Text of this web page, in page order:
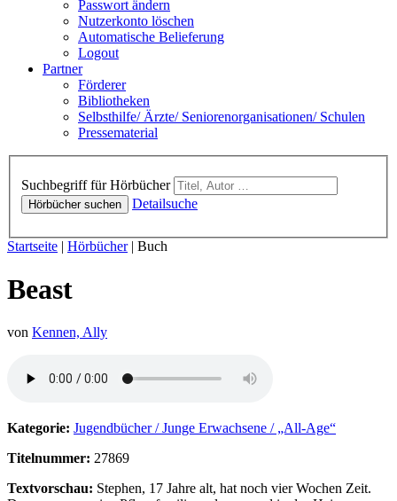
Passwort ändern
Nutzerkonto löschen
Automatische Belieferung
Logout
Partner
Förderer
Bibliotheken
Selbsthilfe/ Ärzte/ Seniorenorganisationen/ Schulen
Pressematerial
Suchbegriff für Hörbücher
Hörbücher suchen Detailsuche
Sie sind hier:
Startseite | Hörbücher| Buch
Beast
von Kennen, Ally
Kategorie: Jugendbücher / Junge Erwachsene / „All-Age“
Titelnummer: 27869
Textvorschau: Stephen, 17 Jahre alt, hat noch vier Wochen Zeit.